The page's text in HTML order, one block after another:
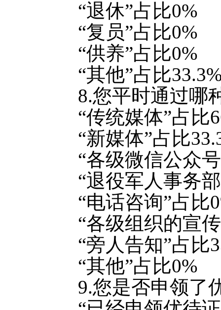
“退休”占比0%
“复员”占比0%
“供养”占比0%
“其他”占比
8.您平时通过哪
“传统媒体”占比
“新媒体”占比
“各级微信公众
“退役军人事务
“电话咨询”占比
“各级组织的宣
“旁人告知”占比
“其他”占比0%
9.您是否申领了